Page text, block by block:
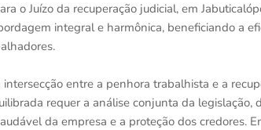
o Juízo da recuperação judicial, em
integral e harmônica, beneficiando a
intersecção entre a penhora trabalhista e a
requer a análise conjunta da legislação,
da empresa e a proteção dos credores.